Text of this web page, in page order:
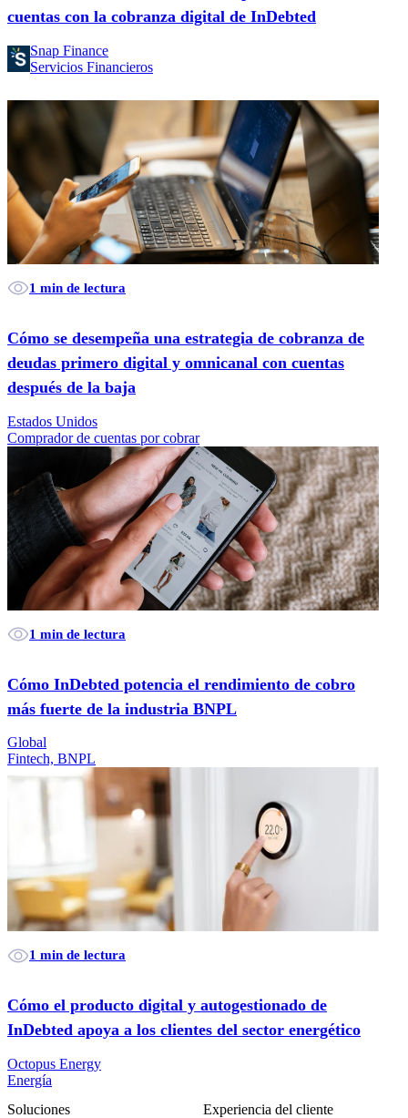
cuentas con la cobranza digital de InDebted
Snap Finance
Servicios Financieros
1 min de lectura
Cómo se desempeña una estrategia de cobranza de
deudas primero digital y omnicanal con cuentas
después de la baja
Estados Unidos
Comprador de cuentas por cobrar
1 min de lectura
Cómo InDebted potencia el rendimiento de cobro
más fuerte de la industria BNPL
Global
Fintech, BNPL
1 min de lectura
Cómo el producto digital y autogestionado de
InDebted apoya a los clientes del sector energético
Octopus Energy
Energía
Soluciones
Experiencia del cliente